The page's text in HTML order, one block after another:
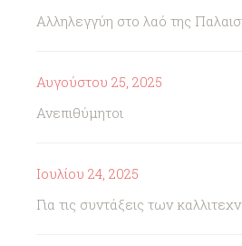
Αλληλεγγύη στο λαό της
Αυγούστου 25, 2025
Ανεπιθύμητοι
Ιουλίου 24, 2025
Για τις συντάξεις των